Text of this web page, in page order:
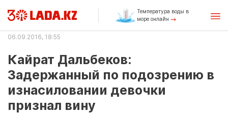
Температура воды в
море онлайн
06.09.2016, 18:55
Кайрат Дальбеков:
Задержанный по подозрению в
изнасиловании девочки
признал вину